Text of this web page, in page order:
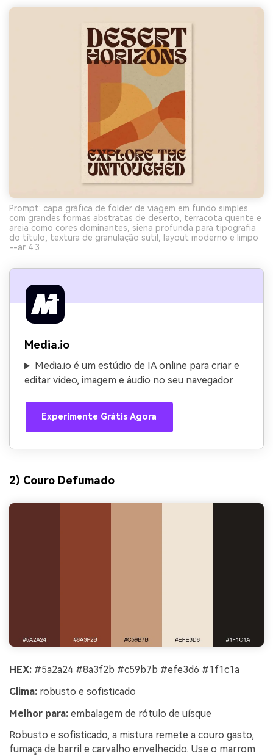
Prompt: capa gráfica de folder de viagem em fundo simples
com grandes formas abstratas de deserto, terracota quente e
areia como cores dominantes, siena profunda para tipografia
do título, textura de granulação sutil, layout moderno e limpo
--ar 4:3
Media.io
Media.io é um estúdio de IA online para criar e
editar vídeo, imagem e áudio no seu navegador.
Experimente Grátis Agora
2) Couro Defumado
HEX: #5a2a24 #8a3f2b #c59b7b #efe3d6 #1f1c1a
Clima: robusto e sofisticado
Melhor para: embalagem de rótulo de uísque
Robusto e sofisticado, a mistura remete a couro gasto,
fumaça de barril e carvalho envelhecido. Use o marrom